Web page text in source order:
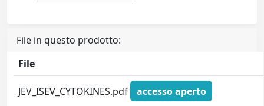
File in questo prodotto:
File
JEV_ISEV_CYTOKINES.pdf
accesso aperto